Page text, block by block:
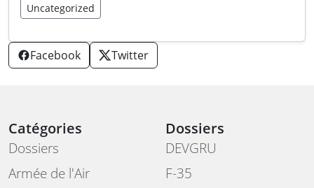
Uncategorized
Facebook Twitter
Catégories
Dossiers
Armée de l'Air
Dossiers
DEVGRU
F-35